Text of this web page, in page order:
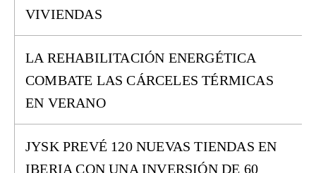
VIVIENDAS
LA REHABILITACIÓN ENERGÉTICA
COMBATE LAS CÁRCELES TÉRMICAS
EN VERANO
JYSK PREVÉ 120 NUEVAS TIENDAS EN
IBERIA CON UNA INVERSIÓN DE 60